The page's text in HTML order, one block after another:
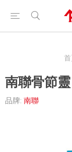
南聯骨節
品牌: 南聯